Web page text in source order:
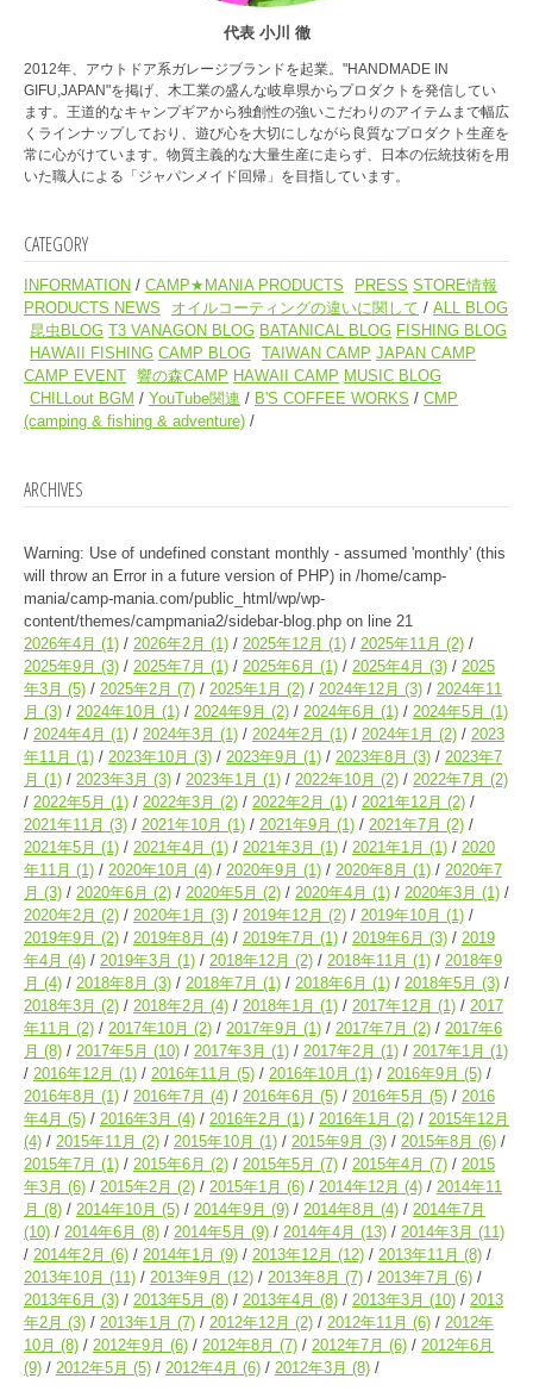
代表 小川 徹
2012年、アウトドア系ガレージブランドを起業。"HANDMADE IN
GIFU,JAPAN"を掲げ、木工業の盛んな岐阜県からプロダクトを発信してい
ます。王道的なキャンプギアから独創性の強いこだわりのアイテムまで幅広
くラインナップしており、遊び心を大切にしながら良質なプロダクト生産を
常に心がけています。物質主義的な大量生産に走らず、日本の伝統技術を用
いた職人による「ジャパンメイド回帰」を目指しています。
CATEGORY
INFORMATION CAMP★MANIA PRODUCTS PRESS STORE情報
PRODUCTS NEWS
オイルコーティングの違いに関して
ALL BLOG
昆虫BLOG T3 VANAGON BLOG BATANICAL BLOG FISHING BLOG
HAWAII FISHING CAMP BLOG TAIWAN CAMP JAPAN CAMP
CAMP EVENT 響の森CAMP HAWAII CAMP MUSIC BLOG
CHILLout BGM
YouTube関連 B'S COFFEE WORKS
CMP
(camping & fishing & adventure)
ARCHIVES
Warning: Use of undefined constant monthly - assumed 'monthly' (this
will throw an Error in a future version of PHP) in /home/camp-
mania/camp-mania.com/public_html/wp/wp-
content/themes/campmania2/sidebar-blog.php on line 21
2026年4月 (1) 2026年2月 (1) 2025年12月 (1) 2025年11月 (2)
2025年9月 (3) 2025年7月 (1) 2025年6月 (1) 2025年4月 (3)
2025
年3月 (5) 2025年2月 (7) 2025年1月 (2) 2024年12月 (3)
2024年11
月 (3) 2024年10月 (1) 2024年9月 (2) 2024年6月 (1) 2024年5月 (1)
2024年4月 (1) 2024年3月 (1) 2024年2月 (1) 2024年1月 (2)
2023
年11月 (1) 2023年10月 (3) 2023年9月 (1) 2023年8月 (3)
2023年7
月 (1) 2023年3月 (3) 2023年1月 (1) 2022年10月 (2) 2022年7月 (2)
2022年5月 (1) 2022年3月 (2) 2022年2月 (1) 2021年12月 (2)
2021年11月 (3) 2021年10月 (1) 2021年9月 (1) 2021年7月 (2)
2021年5月 (1) 2021年4月 (1) 2021年3月 (1) 2021年1月 (1)
2020
年11月 (1) 2020年10月 (4) 2020年9月 (1) 2020年8月 (1)
2020年7
月 (3) 2020年6月 (2) 2020年5月 (2) 2020年4月 (1) 2020年3月 (1)
2020年2月 (2) 2020年1月 (3) 2019年12月 (2) 2019年10月 (1)
2019年9月 (2) 2019年8月 (4) 2019年7月 (1) 2019年6月 (3)
2019
年4月 (4) 2019年3月 (1) 2018年12月 (2) 2018年11月 (1)
2018年9
月 (4) 2018年8月 (3) 2018年7月 (1) 2018年6月 (1) 2018年5月 (3)
2018年3月 (2) 2018年2月 (4) 2018年1月 (1) 2017年12月 (1)
2017
年11月 (2) 2017年10月 (2) 2017年9月 (1) 2017年7月 (2)
2017年6
月 (8) 2017年5月 (10) 2017年3月 (1) 2017年2月 (1) 2017年1月 (1)
2016年12月 (1) 2016年11月 (5) 2016年10月 (1) 2016年9月 (5)
2016年8月 (1) 2016年7月 (4) 2016年6月 (5) 2016年5月 (5)
2016
年4月 (5) 2016年3月 (4) 2016年2月 (1) 2016年1月 (2)
2015年12月
(4)
2015年11月 (2) 2015年10月 (1) 2015年9月 (3) 2015年8月 (6)
2015年7月 (1) 2015年6月 (2) 2015年5月 (7) 2015年4月 (7)
2015
年3月 (6) 2015年2月 (2) 2015年1月 (6) 2014年12月 (4)
2014年11
月 (8) 2014年10月 (5) 2014年9月 (9) 2014年8月 (4)
2014年7月
(10)
2014年6月 (8) 2014年5月 (9) 2014年4月 (13) 2014年3月 (11)
2014年2月 (6) 2014年1月 (9) 2013年12月 (12) 2013年11月 (8)
2013年10月 (11) 2013年9月 (12) 2013年8月 (7) 2013年7月 (6)
2013年6月 (3) 2013年5月 (8) 2013年4月 (8) 2013年3月 (10)
2013
年2月 (3) 2013年1月 (7) 2012年12月 (2) 2012年11月 (6)
2012年
10月 (8) 2012年9月 (6) 2012年8月 (7) 2012年7月 (6)
2012年6月
(9)
2012年5月 (5) 2012年4月 (6) 2012年3月 (8)